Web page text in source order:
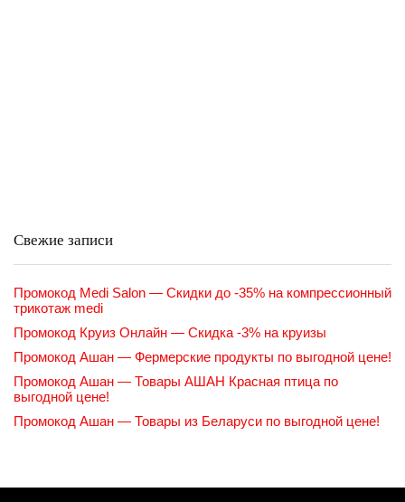
Свежие записи
Промокод Medi Salon — Скидки до -35% на компрессионный
трикотаж medi
Промокод Круиз Онлайн — Скидка -3% на круизы
Промокод Ашан — Фермерские продукты по выгодной цене!
Промокод Ашан — Товары АШАН Красная птица по
выгодной цене!
Промокод Ашан — Товары из Беларуси по выгодной цене!